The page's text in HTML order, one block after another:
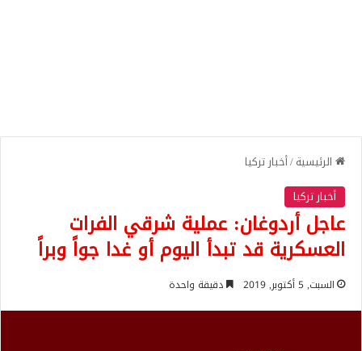
الرئيسية/أخبار تركيا
أخبار تركيا
عاجل أردوغان: عملية شرقي الفرات
العسكرية قد تبدأ اليوم أو غدا جواً وبراً
السبت, 5 أكتوبر, 2019 دقيقة واحدة